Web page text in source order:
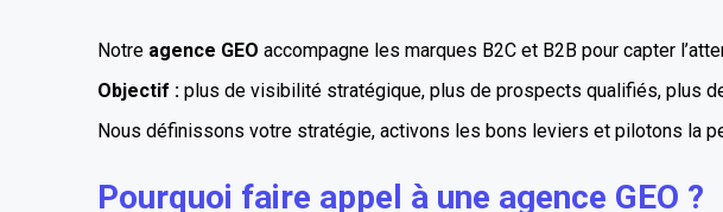
Notre agence GEO accompagne les marques B2C et B2B pour capter
Objectif : plus de visibilité stratégique, plus de prospects qualifiés, plus
Nous définissons votre stratégie, activons les bons leviers et pilotons la
Pourquoi faire appel à une agence GEO ?